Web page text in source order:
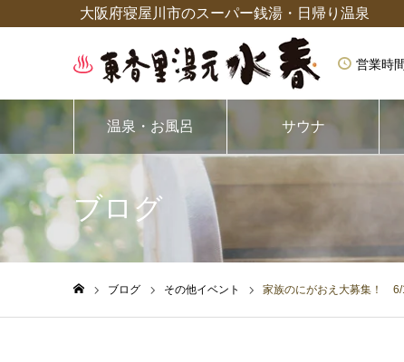
大阪府寝屋川市のスーパー銭湯・日帰り温泉
営業時
温泉・お風呂 サウナ
ブログ
ブログ その他イベント 家族のにがおえ大募集！ 6/